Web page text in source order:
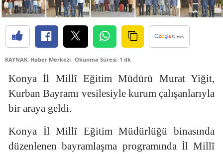
Çanakkale
Çankırı
Çorum
Elazığ
Erzincan
KAYNAK: Haber Merkezi Okunma Süresi: 1 dk
Konya İl Millî Eğitim Müdürü Murat Yiğit,
Kurban Bayramı vesilesiyle kurum çalışanlarıyla
bir araya geldi.
Konya İl Millî Eğitim Müdürlüğü binasında
düzenlenen bayramlaşma programında İl Millî